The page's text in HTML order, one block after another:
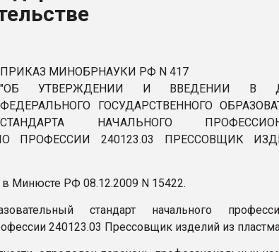
ПРИКАЗ МИНОБРНАУКИ РФ N 417
"ОБ УТВЕРЖДЕНИИ И ВВЕДЕНИИ В
ФЕДЕРАЛЬНОГО ГОСУДАРСТВЕННОГО
СТАНДАРТА НАЧАЛЬНОГО
ПРОФЕССИИ 240123.03 ПРЕССОВЩИК
в Минюсте РФ 08.12.2009 N 15422.
стандарт начального
240123.03 Прессовщик изделий из